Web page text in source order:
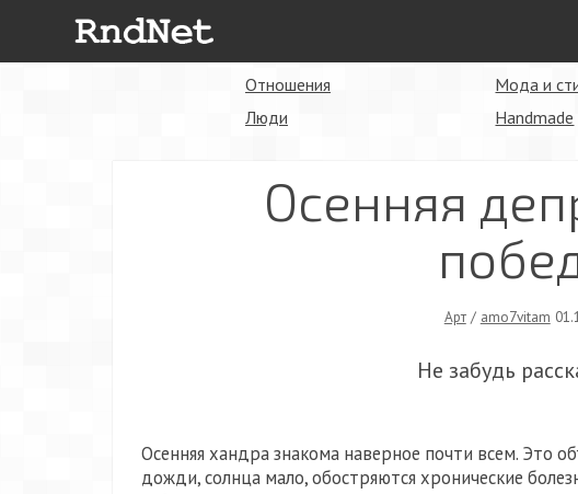
Отношения
Люди
Мода и
Handmade
Осенняя
Арт/ amo7vitam
Не забудь
Осенняя хандра знакома наверное почти всем. Это
дожди, солнца мало, обостряются хронические